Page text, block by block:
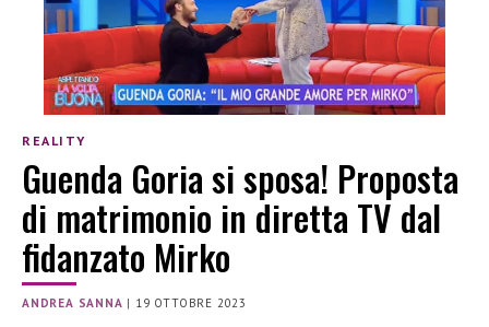
REALITY
Guenda Goria si sposa! Proposta
di matrimonio in diretta TV dal
fidanzato Mirko
ANDREA SANNA | 19 OTTOBRE 2023